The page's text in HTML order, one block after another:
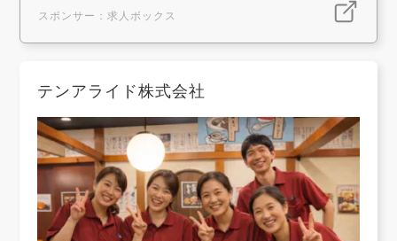
スポンサー：求人ボックス
テンアライド株式会社